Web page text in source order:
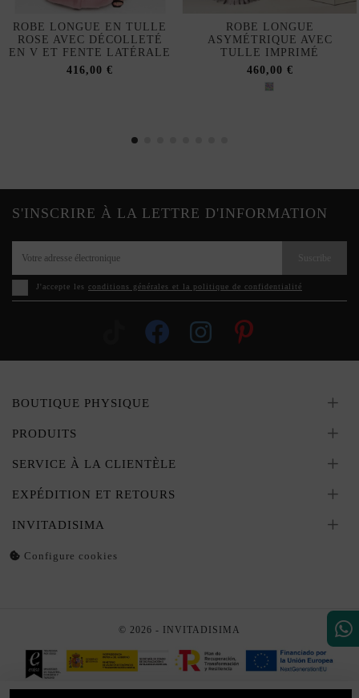
ROBE LONGUE EN TULLE
ROSE AVEC DÉCOLLETÉ
EN V ET FENTE LATÉRALE
416,00 €
ROBE LONGUE
ASYMÉTRIQUE AVEC
TULLE IMPRIMÉ
460,00 €
S'INSCRIRE À LA LETTRE D'INFORMATION
J'accepte les conditions générales et la politique de confidentialité
BOUTIQUE PHYSIQUE
PRODUITS
SERVICE À LA CLIENTÈLE
EXPÉDITION ET RETOURS
INVITADISIMA
Configure cookies
© 2026 - INVITADISIMA